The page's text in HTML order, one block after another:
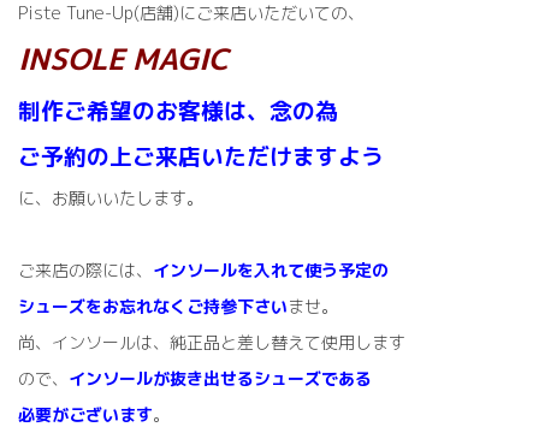
Piste Tune-Up(店舗)にご来店いただいての、
INSOLE MAGIC
制作ご希望のお客様は、念の為
ご予約の上ご来店いただけますよう
に、お願いいたします。
ご来店の際には、 インソールを入れて使う予定の
シューズをお忘れなくご持参下さいませ。
尚、インソールは、純正品と差し替えて使用します
ので、 インソールが抜き出せるシューズである
必要がございます。